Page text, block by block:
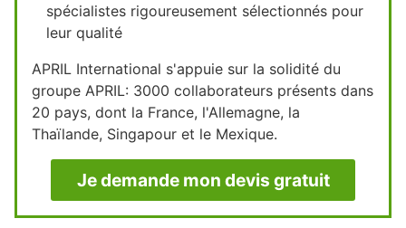
spécialistes rigoureusement sélectionnés pour
leur qualité
APRIL International s'appuie sur la solidité du
groupe APRIL: 3000 collaborateurs présents dans
20 pays, dont la France, l'Allemagne, la
Thaïlande, Singapour et le Mexique.
Je demande mon devis gratuit